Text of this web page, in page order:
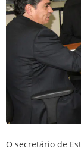
O secretário de